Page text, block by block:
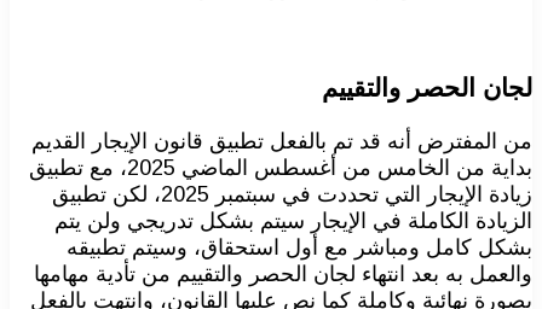
لجان الحصر والتقييم
من المفترض أنه قد تم بالفعل تطبيق قانون الإيجار القديم
بداية من الخامس من أغسطس الماضي 2025، مع تطبيق
زيادة الإيجار التي تحددت في سبتمبر 2025، لكن تطبيق
الزيادة الكاملة في الإيجار سيتم بشكل تدريجي ولن يتم
بشكل كامل ومباشر مع أول استحقاق، وسيتم تطبيقه
والعمل به بعد انتهاء لجان الحصر والتقييم من تأدية مهامها
بصورة نهائية وكاملة كما نص عليها القانون، وانتهت بالفعل